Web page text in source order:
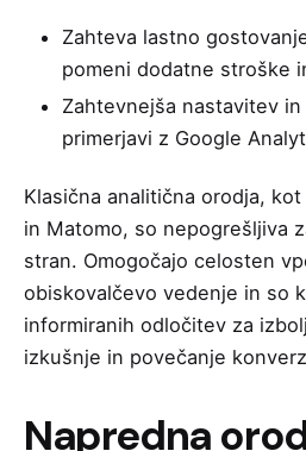
Zahteva lastno
pomeni dodatne stroške
Zahtevnejša nastavitev
primerjavi z Google
Klasična analitična orodja,
in Matomo, so nepogrešljiva
stran. Omogočajo celosten
obiskovalčevo vedenje in so
informiranih odločitev za
izkušnje in povečanje
Napredna